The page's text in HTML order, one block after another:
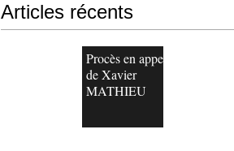
Articles récents
Procès en appel
de Xavier
MATHIEU